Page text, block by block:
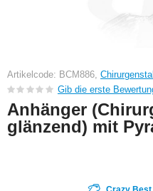
Artikelcode: BCM886,
Gib die erste
Anhänger
glänzend) mit